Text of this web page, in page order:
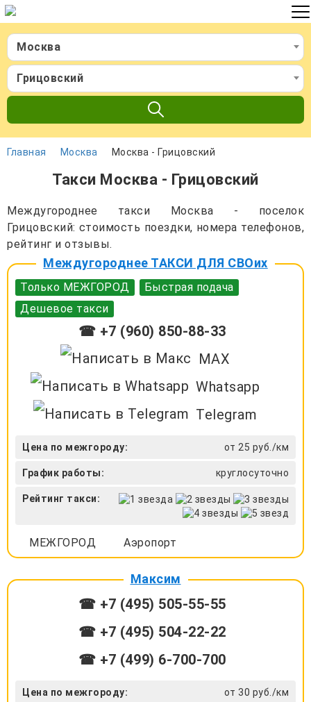
Москва
Грицовский
Главная Москва Москва - Грицовский
Такси Москва - Грицовский
Междугороднее такси Москва - поселок
Грицовский: стоимость поездки, номера телефонов,
рейтинг и отзывы.
Междугороднее ТАКСИ ДЛЯ СВОих
Только МЕЖГОРОД
Быстрая подача
Дешевое такси
☎ +7 (960) 850-88-33
MAX
Whatsapp
Telegram
Цена по межгороду: от 25 руб./км
График работы: круглосуточно
Рейтинг такси:
МЕЖГОРОД Аэропорт
Максим
☎ +7 (495) 505-55-55
☎ +7 (495) 504-22-22
☎ +7 (499) 6-700-700
Цена по межгороду: от 30 руб./км